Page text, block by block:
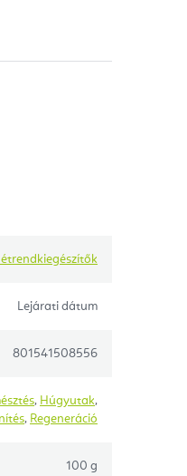
Lejárati dátum
801541508556
, Húgyutak,
, Regeneráció
100 g